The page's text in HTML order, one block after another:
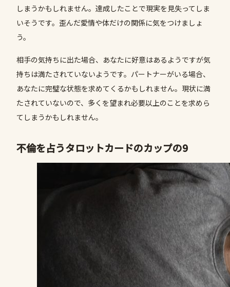
しまうかもしれません。達成したことで現実を見失ってしま
いそうです。歪んだ愛情や体だけの関係に気をつけましょ
う。
相手の気持ちに出た場合、あなたに好意はあるようですが気
持ちは満たされていないようです。パートナーがいる場合、
あなたに完璧な状態を求めてくるかもしれません。現状に満
たされていないので、多くを望まれ必要以上のことを求めら
てしまうかもしれません。
不倫を占うタロットカードのカップの9